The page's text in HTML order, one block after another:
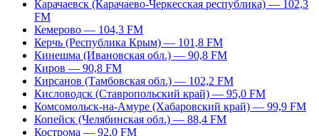
Карачаевск (Карачаево-Черкесская республика) — 102,3
FM
Кемерово — 104,3 FM
Керчь (Республика Крым) — 101,8 FM
Кинешма (Ивановская обл.) — 90,8 FM
Киров — 90,8 FM
Кирсанов (Тамбовская обл.) — 102,2 FM
Кисловодск (Ставропольский край) — 95,0 FM
Комсомольск-на-Амуре (Хабаровский край) — 99,9 FM
Копейск (Челябинская обл.) — 88,4 FM
Кострома — 92,0 FM